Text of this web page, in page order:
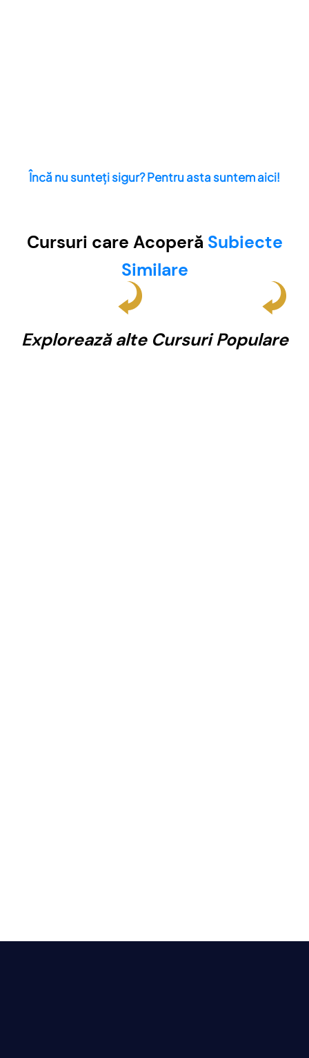
Încă nu sunteți sigur? Pentru asta suntem aici!
Cursuri care Acoperă Subiecte
Similare
Explorează alte Cursuri Populare